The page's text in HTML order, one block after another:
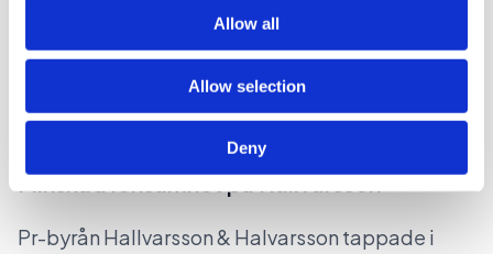
Allow all
Allow selection
Deny
syns tydligt i bokslutet för 2025.
Affärer Pr
Minskad lönsamhet på Hallvarsson
Pr-byrån Hallvarsson & Halvarsson tappade i